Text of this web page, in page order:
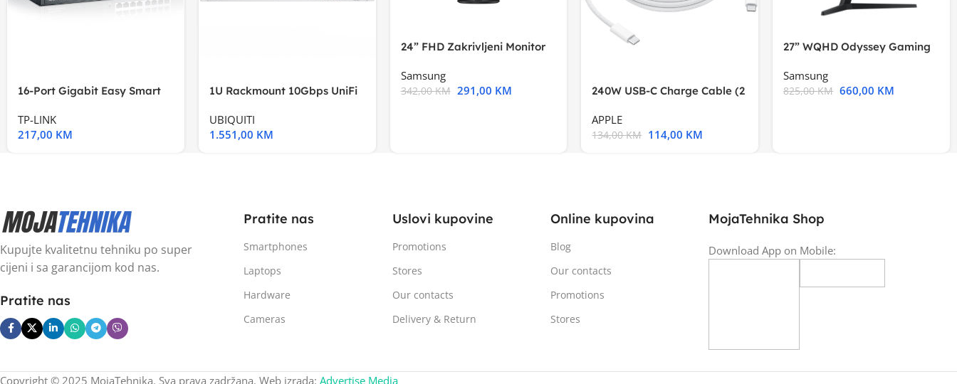
16-Port Gigabit Easy Smart
TP-LINK
217,00 KM
1U Rackmount 10Gbps UniFi
UBIQUITI
1.551,00 KM
24” FHD Zakrivljeni Monitor
Samsung
342,00KM 291,00 KM
240W USB-C Charge Cable (2
APPLE
134,00KM 114,00 KM
27” WQHD Odyssey Gaming
Samsung
825,00KM 660,00 KM
Kupujte kvalitetnu tehniku po super
cijeni i sa garancijom kod nas.
Pratite nas
Pratite nas
Smartphones
Laptops
Hardware
Cameras
Uslovi kupovine
Promotions
Stores
Our contacts
Delivery & Return
Online kupovina
Blog
Our contacts
Promotions
Stores
MojaTehnika Shop
Download App on Mobile:
Copyright © 2025 MojaTehnika. Sva prava zadržana. Web izrada: Advertise Media